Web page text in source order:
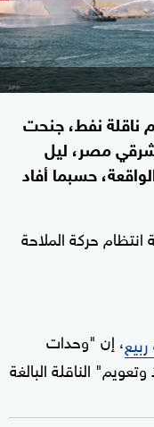
ناقلة نفط، جنحت
شرقي مصر، ليل
20 دقيقة من الواقعة، حسبما أفاد
انتظام حركة الملاحة
، إن "وحدات
الناقلة البالغة